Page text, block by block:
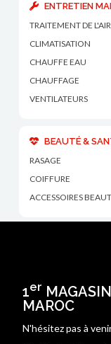
ENTRETIEN
TRAITEMENT DE L'AIR
CLIMATISATION
CHAUFFE EAU
CHAUFFAGE
VENTILATEURS
BEAUTÉ &
RASAGE
COIFFURE
ACCESSOIRES
1er
MAROC
N'hésitez pas à